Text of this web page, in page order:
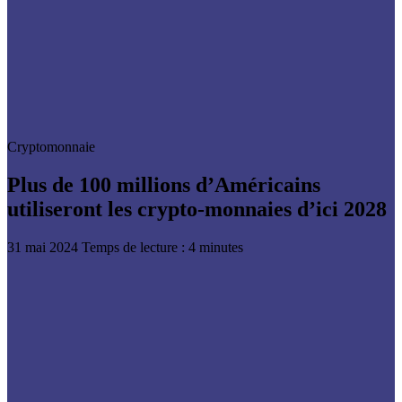
Cryptomonnaie
Plus de 100 millions d’Américains
utiliseront les crypto-monnaies d’ici 2028
31 mai 2024 Temps de lecture : 4 minutes